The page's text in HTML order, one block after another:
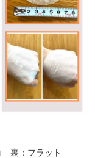
裏：フラット